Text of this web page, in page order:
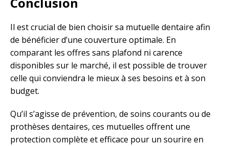
Il est crucial de bien choisir sa mutuelle dentaire afin
de bénéficier d’une couverture optimale. En
comparant les offres sans plafond ni carence
disponibles sur le marché, il est possible de trouver
celle qui conviendra le mieux à ses besoins et à son
budget.
Qu’il s’agisse de prévention, de soins courants ou de
prothèses dentaires, ces mutuelles offrent une
protection complète et efficace pour un sourire en